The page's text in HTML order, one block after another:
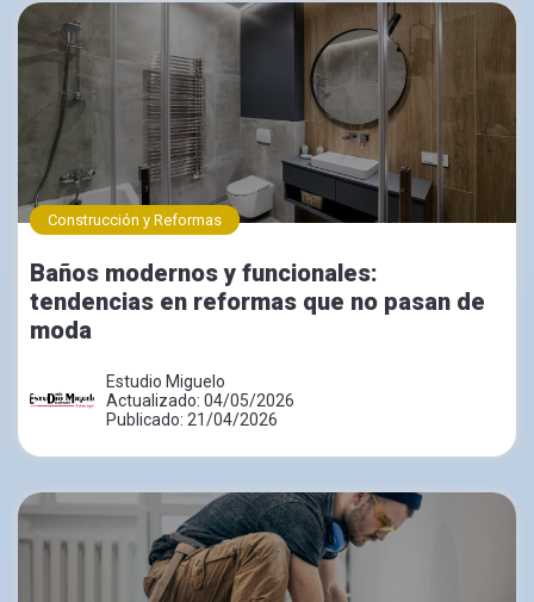
Construcción y Reformas
Baños modernos y funcionales:
tendencias en reformas que no pasan de
moda
Estudio Miguelo
Actualizado: 04/05/2026
Publicado: 21/04/2026